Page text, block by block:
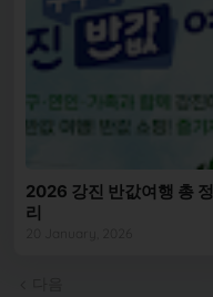
2026 강진 반값여행 총 정
리